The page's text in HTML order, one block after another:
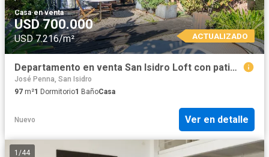
Casa·en venta
USD 700.000
USD 7.216/m² ACTUALIZADO
Departamento en venta San Isidro Loft con patio y cochera
José Penna, San Isidro
97 m²1 Dormitorio1 BañoCasa
Nuevo Ver en detalle
1 /44